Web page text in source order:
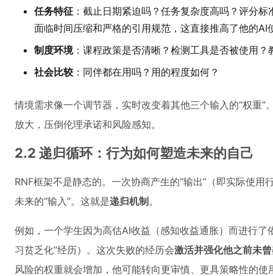
任务特征 ：截止日期紧迫吗？任务复杂度高吗？评分
面临时间压缩和严格的引用规范，这直接推高了他的AI
制度环境：课程政策是否清晰？检测工具是否被使用
社会比较 ：同伴都在用吗？用的程度如何？
情境需求像一个调节器，实时改变着其他三个输入的“权重
放大，压倒伦理承诺和风险感知。
2.2 递归循环：行为如何塑造未来的自己
RNF框架不是静态的。一次协商产生的“输出”（即实际使
未来的“输入”。这就是递归机制 。
例如，一个学生因为高估AI收益（感知收益通胀）而进行了
习贫乏化”经历）。这次失败的经历会激活并强化他之前未
风险的权重就会增加，他可能转向更审慎、更具策略性的